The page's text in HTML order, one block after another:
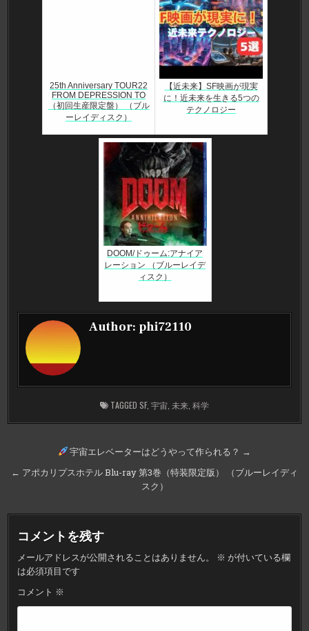
25th Anniversary TOUR22
FROM DEPRESSION TO
（初回生産限定盤） （ブル
ーレイディスク）
【近未来】SF映画が現実
に！近未来を生きる5つの
テクノロジー
DOOM/ドゥーム:アナイア
レーション （ブルーレイデ
ィスク）
Author: phi72110
TAGGED SF, 宇宙 未来 科学
稿
ビ
ゲ
ー
シ
ョ
ン
宇宙エレベーターはどうやって作られる？ →
← アポカリプスホテル Blu-ray 第3巻（特装限定版） （ブルーレイディ
スク）
コメントを残す
メールアドレスが公開されることはありません。 ※ が付いている欄
は必須項目です
コメント ※